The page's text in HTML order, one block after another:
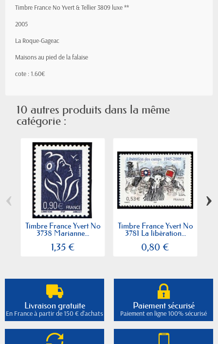
Timbre France No Yvert & Tellier 3809 luxe **
2005
La Roque-Gageac
Maisons au pied de la falaise
cote : 1.60€
10 autres produits dans la même
catégorie :
Timbre France Yvert No
3738 Marianne...
1,35 €
Timbre France Yvert No
3781 La libèration...
0,80 €
‹ ›
Livraison gratuite
En France à partir de 150 € d'achats
Paiement sécurisé
Paiement en ligne 100% sécurisé